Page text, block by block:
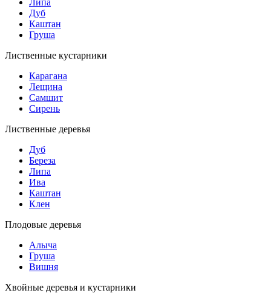
Дуб
Каштан
Груша
Лиственные кустарники
Карагана
Лещина
Самшит
Сирень
Лиственные деревья
Дуб
Береза
Липа
Ива
Каштан
Клен
Плодовые деревья
Алыча
Груша
Вишня
Хвойные деревья и кустарники